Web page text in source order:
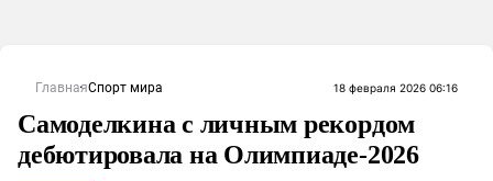
ГлавнаяСпорт мира 18 февраля 2026 06:16
Самоделкина с личным рекордом
дебютировала на Олимпиаде-2026